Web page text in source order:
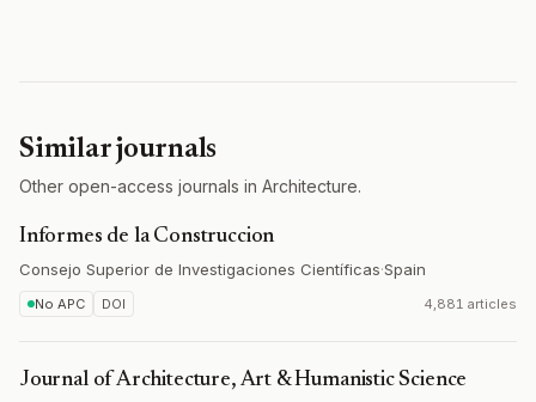
Similar journals
Other open-access journals in Architecture.
Informes de la Construccion
Consejo Superior de Investigaciones Científicas·Spain
No APC DOI 4,881 articles
Journal of Architecture, Art & Humanistic Science